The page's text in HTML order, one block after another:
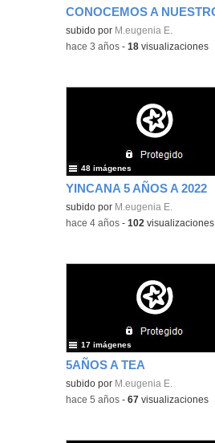
subido por M.eugenia E.
-hace 3 años -18 visualizaciones
YINCANA 5 AÑOS A 2022
Contenido educativo.
subido por M.eugenia E.
48 imágenes
-hace 4 años -102 visualizaciones
5AÑOS A TEA
Contenido educativo.
subido por M.eugenia E.
17 imágenes
-hace 5 años -67 visualizaciones